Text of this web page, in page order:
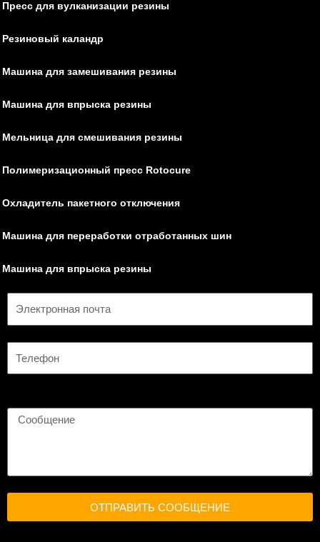
Пресс для вулканизации резины
Резиновый каландр
Машина для замешивания резины
Машина для впрыска резины
Мельница для смешивания резины
Полимеризационный пресс Rotocure
Охладитель пакетного отключения
Машина для переработки отработанных шин
Машина для впрыска резины
ОТПРАВИТЬ СООБЩЕНИЕ